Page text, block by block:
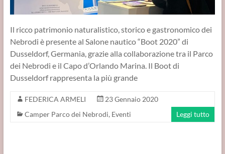
Il ricco patrimonio naturalistico, storico e gastronomico dei
Nebrodi è presente al Salone nautico “Boot 2020” di
Dusseldorf, Germania, grazie alla collaborazione tra il Parco
dei Nebrodi e il Capo d’Orlando Marina. Il Boot di
Dusseldorf rappresenta la più grande
FEDERICA ARMELI
23 Gennaio 2020
Camper Parco dei Nebrodi, Eventi Leggi tutto